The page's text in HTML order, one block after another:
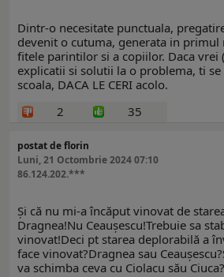
Dintr-o necesitate punctuala,
devenit o cutuma, generata in primul
fitele parintilor si a copiilor. Daca vrei
explicatii si solutii la o problema, ti se
scoala, DACA LE CERI acolo.
2
35
postat de florin
Luni, 21 Octombrie 2024 07:10
86.124.202.***
Și că nu mi-a încăput vinovat de
Dragnea!Nu Ceaușescu!Trebuie sa
vinovat!Deci pt starea deplorabilă a
face vinovat?Dragnea sau
va schimba ceva cu Ciolacu său